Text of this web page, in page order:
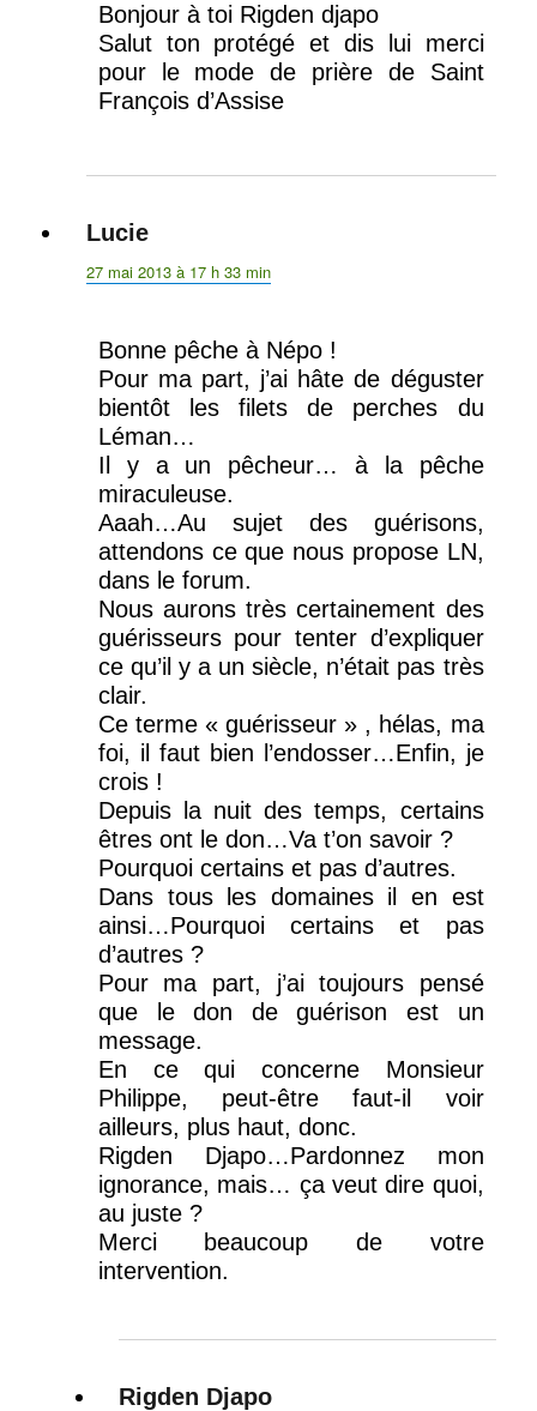
Bonjour à toi Rigden djapo
Salut ton protégé et dis lui merci
pour le mode de prière de Saint
François d’Assise
Luciedit :
27 mai 2013 à 17 h 33 min
Bonne pêche à Népo !
Pour ma part, j’ai hâte de déguster
bientôt les filets de perches du
Léman…
Il y a un pêcheur… à la pêche
miraculeuse.
Aaah…Au sujet des guérisons,
attendons ce que nous propose LN,
dans le forum.
Nous aurons très certainement des
guérisseurs pour tenter d’expliquer
ce qu’il y a un siècle, n’était pas très
clair.
Ce terme « guérisseur » , hélas, ma
foi, il faut bien l’endosser…Enfin, je
crois !
Depuis la nuit des temps, certains
êtres ont le don…Va t’on savoir ?
Pourquoi certains et pas d’autres.
Dans tous les domaines il en est
ainsi…Pourquoi certains et pas
d’autres ?
Pour ma part, j’ai toujours pensé
que le don de guérison est un
message.
En ce qui concerne Monsieur
Philippe, peut-être faut-il voir
ailleurs, plus haut, donc.
Rigden Djapo…Pardonnez mon
ignorance, mais… ça veut dire quoi,
au juste ?
Merci beaucoup de votre
intervention.
Rigden Djapo